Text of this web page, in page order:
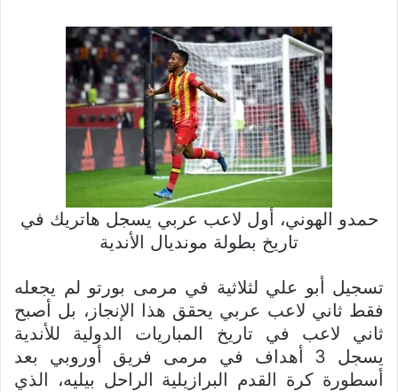
حمدو الهوني، أول لاعب عربي يسجل هاتريك في
تاريخ بطولة مونديال الأندية
تسجيل أبو علي لثلاثية في مرمى بورتو لم يجعله
فقط ثاني لاعب عربي يحقق هذا الإنجاز، بل أصبح
ثاني لاعب في تاريخ المباريات الدولية للأندية
يسجل 3 أهداف في مرمى فريق أوروبي بعد
أسطورة كرة القدم البرازيلية الراحل بيليه، الذي